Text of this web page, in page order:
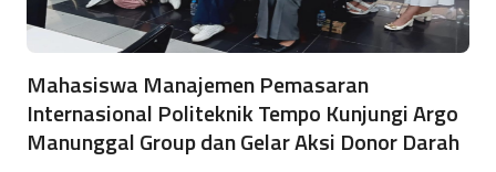
Mahasiswa Manajemen Pemasaran
Internasional Politeknik Tempo Kunjungi Argo
Manunggal Group dan Gelar Aksi Donor Darah